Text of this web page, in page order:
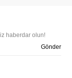
haberdar olun!
Gönder